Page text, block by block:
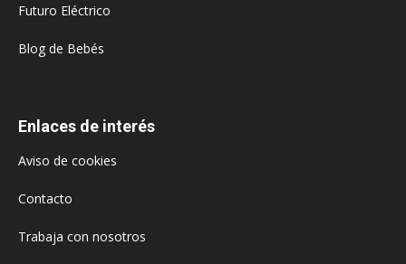
Futuro Eléctrico
Blog de Bebés
Enlaces de interés
Aviso de cookies
Contacto
Trabaja con nosotros